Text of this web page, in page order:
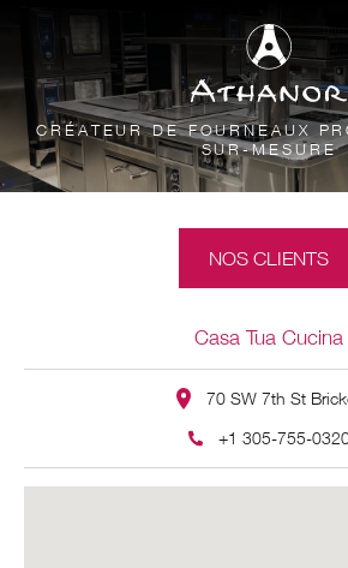
CRÉATEUR DE FOURNEAUX
SUR-MESURE
NOS CLIENTS
Casa Tua Cucina
70 SW 7th St
+1 305-755-